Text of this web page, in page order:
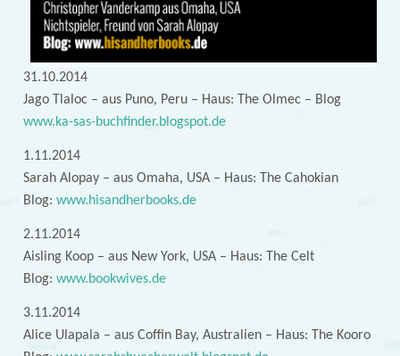
31.10.2014
Jago Tlaloc – aus Puno, Peru – Haus: The Olmec – Blog
www.ka-sas-buchfinder.blogspot.de
1.11.2014
Sarah Alopay – aus Omaha, USA – Haus: The Cahokian
Blog: www.hisandherbooks.de
2.11.2014
Aisling Koop – aus New York, USA – Haus: The Celt
Blog: www.bookwives.de
3.11.2014
Alice Ulapala – aus Coffin Bay, Australien – Haus: The Kooro